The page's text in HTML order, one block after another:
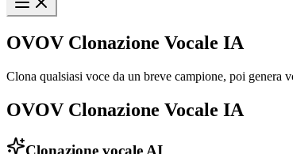
OVOV Clonazione Vocale IA
Clona qualsiasi voce da un breve campione, poi
OVOV Clonazione Vocale IA
Clonazione vocale AI